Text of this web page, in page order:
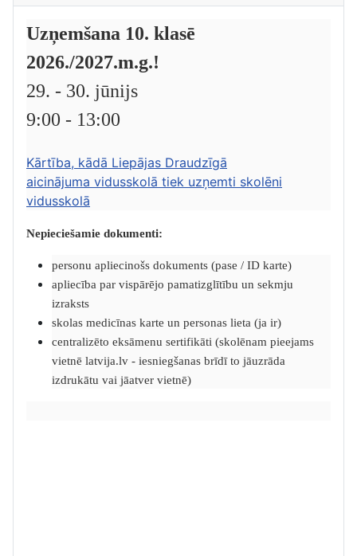
Uzņemšana 10. klasē
2026./2027.m.g.!
29. - 30. jūnijs
9:00 - 13:00
Kārtība, kādā Liepājas Draudzīgā
aicinājuma vidusskolā tiek uzņemti skolēni
vidusskolā
Nepieciešamie dokumenti:
personu apliecinošs dokuments (pase / ID karte)
apliecība par vispārējo pamatizglītību un sekmju
izraksts
skolas medicīnas karte un personas lieta (ja ir)
centralizēto eksāmenu sertifikāti (skolēnam pieejams
vietnē latvija.lv - iesniegšanas brīdī to jāuzrāda
izdrukātu vai jāatver vietnē)